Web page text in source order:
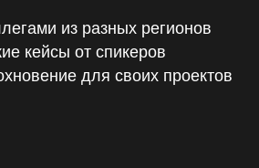
из разных регионов
кейсы от спикеров
для своих проектов